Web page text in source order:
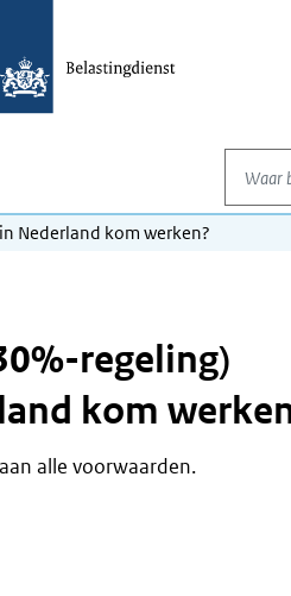
Waar
Nederland kom werken?
regeling)
kom
alle voorwaarden.